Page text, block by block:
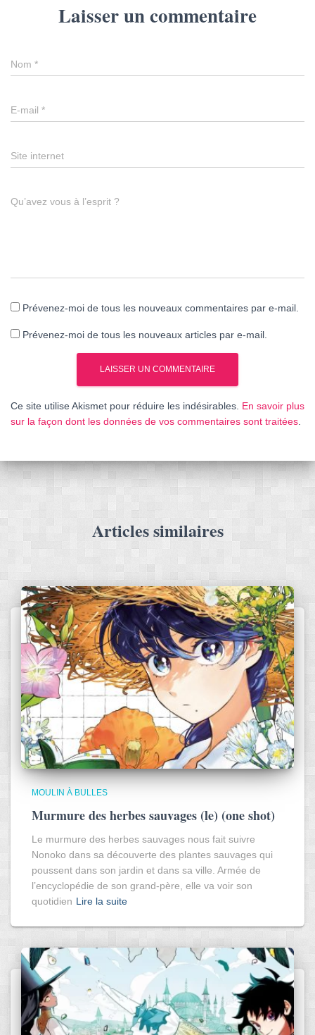
Laisser un commentaire
Nom *
E-mail *
Site internet
Qu’avez vous à l’esprit ?
Prévenez-moi de tous les nouveaux commentaires par e-mail.
Prévenez-moi de tous les nouveaux articles par e-mail.
Ce site utilise Akismet pour réduire les indésirables. En savoir plus
sur la façon dont les données de vos commentaires sont traitées
Articles similaires
MOULIN À BULLES
Murmure des herbes sauvages (le) (one shot)
Le murmure des herbes sauvages nous fait suivre
Nonoko dans sa découverte des plantes sauvages qui
poussent dans son jardin et dans sa ville. Armée de
l’encyclopédie de son grand-père, elle va voir son
quotidien Lire la suite